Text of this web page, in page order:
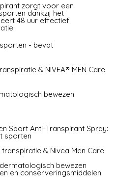
zorgt voor een
dankzij het
48 uur effectief
- bevat
& NIVEA® MEN Care
bewezen
Sport Anti-Transpirant Spray:
sporten
& Nivea Men Care
bewezen
en conserveringsmiddelen